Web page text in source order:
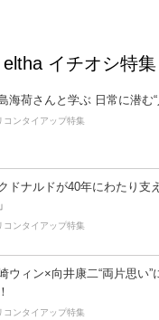
eltha イチオシ特集
海荷さんと学ぶ 日常に潜む
コンタイアップ特集
ドナルドが40年にわたり支
コンタイアップ特集
ウィン×向井康二“両片思い”
コンタイアップ特集